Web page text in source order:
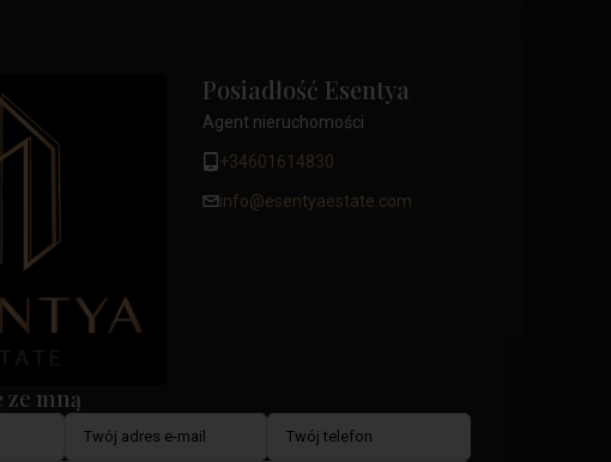
Posiadłość Esentya
Agent nieruchomości
+34601614830
info@esentyaestate.com
ze mną